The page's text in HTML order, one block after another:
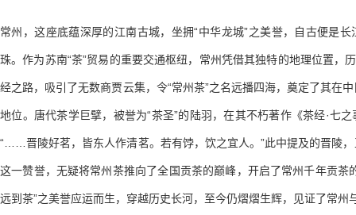
常州，这座底蕴深厚的江南古城，坐拥“中华龙城”之美誉，自古便是
珠。作为苏南“茶”贸易的重要交通枢纽，常州凭借其独特的地理位置，
经之路，吸引了无数商贾云集，令“常州茶”之名远播四海，奠定了其在
地位。唐代茶学巨擘，被誉为“茶圣”的陆羽，在其不朽著作《茶经·七
“……晋陵好茗，皆东人作清茗。若有饽，饮之宜人。”此中提及的晋陵
这一赞誉，无疑将常州茶推向了全国贡茶的巅峰，开启了常州千年贡茶
远到茶”之美誉应运而生，穿越历史长河，至今仍熠熠生辉，见证了常州